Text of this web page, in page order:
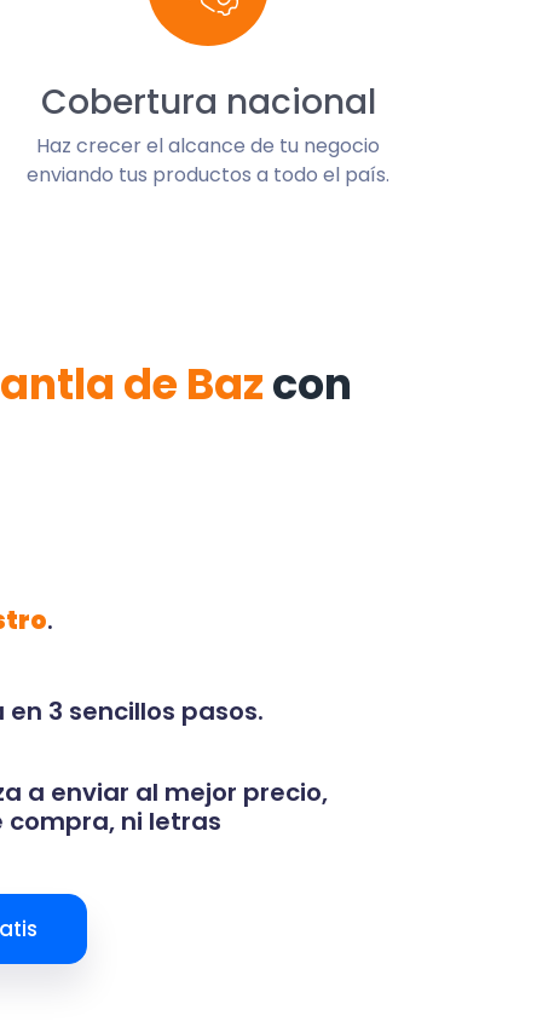
Cobertura nacional
Haz crecer el alcance de tu negocio
enviando tus productos a todo el país.
de Bazcon
.
3 sencillos pasos.
a enviar al mejor precio,
compra, ni letras